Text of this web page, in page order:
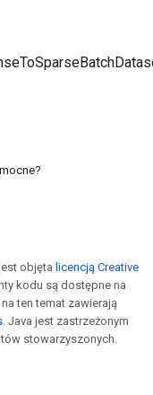
objęta licencją Creative
kodu są dostępne na
ten temat zawierają
. Java jest zastrzeżonym
stowarzyszonych.